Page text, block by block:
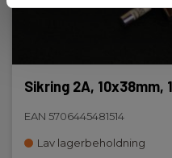
Sikring 2A, 10x38mm,
EAN 5706445481514
Lav lagerbeholdning